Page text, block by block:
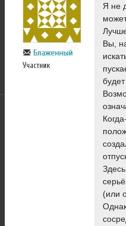
Блаженный
Участник
Я не
Вы,
(или